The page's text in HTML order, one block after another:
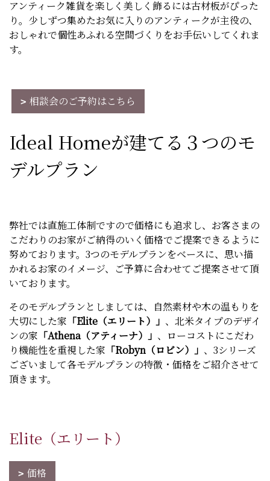
アンティーク雑貨を楽しく美しく飾るには古材板がぴった
り。少しずつ集めたお気に入りのアンティークが主役の、
おしゃれで個性あふれる空間づくりをお手伝いしてくれま
す。
相談会のご予約はこちら
Ideal Homeが建てる３つのモ
デルプラン
弊社では直施工体制ですので価格にも追求し、お客さまの
こだわりのお家がご納得のいく価格でご提案できるように
努めております。3つのモデルプランをベースに、思い描
かれるお家のイメージ、ご予算に合わせてご提案させて頂
いております。
そのモデルプランとしましては、自然素材や木の温もりを
大切にした家 「Elite（エリート）」 、北米タイプのデザイ
ンの家 「Athena（アティーナ）」 、ローコストにこだわ
り機能性を重視した家 「Robyn（ロビン）」 、3シリーズ
ございまして各モデルプランの特徴・価格をご紹介させて
頂きます。
Elite（エリート）
価格